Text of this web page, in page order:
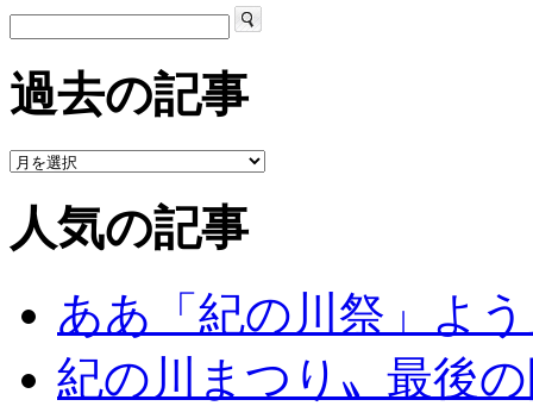
過去の記事
人気の記事
ああ「紀の川祭」よ
紀の川まつり〟最後